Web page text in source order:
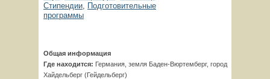
Стипендии, Подготовительные
программы
Общая информация
Где находится: Германия, земля Баден-Вюртемберг, город
Хайдельберг (Гейдельберг)